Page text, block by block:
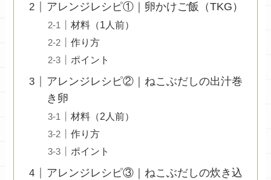
アレンジレシピ①｜卵かけご飯（TKG）
材料（1人前）
作り方
ポイント
アレンジレシピ②｜ねこぶだしの出汁巻
き卵
材料（2人前）
作り方
ポイント
アレンジレシピ③｜ねこぶだしの炊き込